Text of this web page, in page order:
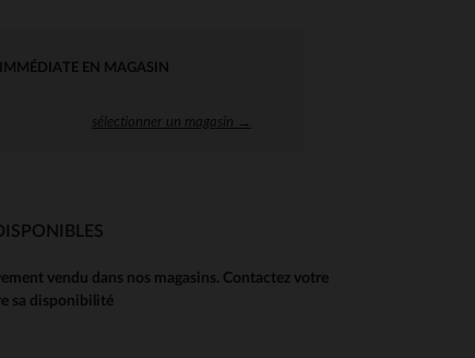
EN MAGASIN
sélectionner un magasin →
vendu dans nos magasins. Contactez votre
sa disponibilité